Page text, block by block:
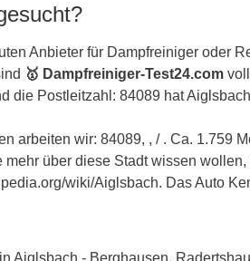
Anbieter für Dampfreiniger oder
🥇 Dampfreiniger-Test24.com
die Postleitzahl: 84089 hat
arbeiten wir: 84089, , / . Ca. 1.759
mehr über diese Stadt wissen
wiki/Aiglsbach. Das Auto